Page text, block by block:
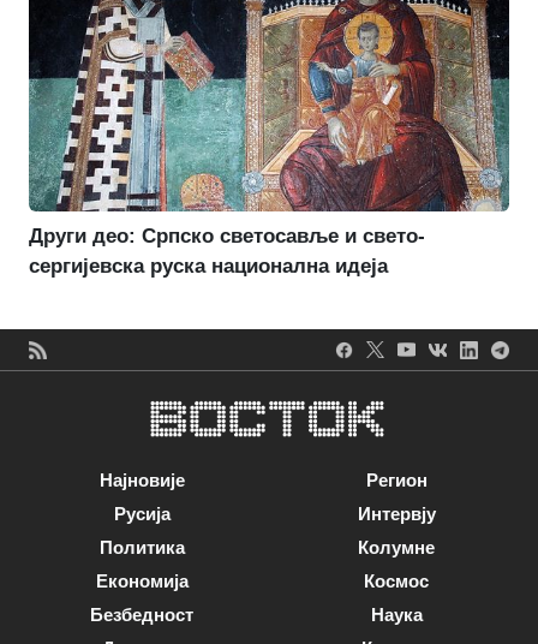
Други део: Српско светосавље и свето-
сергијевска руска национална идеја
Најновије
Русија
Политика
Економија
Безбедност
Регион
Интервју
Колумне
Космос
Наука